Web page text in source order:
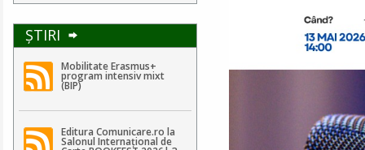
ŞTIRI
Mobilitate Erasmus+
program intensiv mixt
(BIP)
Editura Comunicare.ro la
Salonul Internațional de